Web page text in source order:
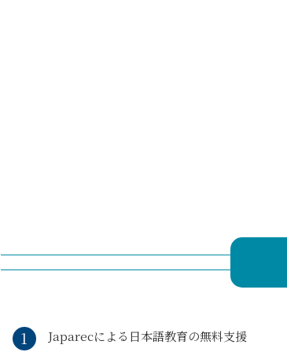
Japarecによる日本語教育の無料支援